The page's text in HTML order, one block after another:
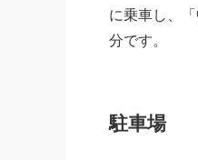
に乗車し、
分です。
駐車場